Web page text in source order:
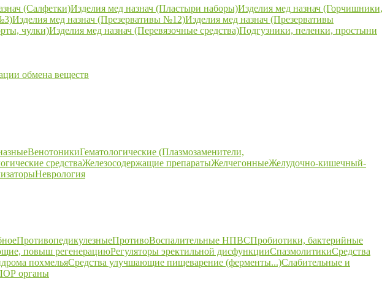
(Салфетки)Изделия мед назнач (Пластыри наборы)Изделия мед назнач (Горчишники,
Изделия мед назнач (Презервативы №12)Изделия мед назнач (Презервативы
чулки)Изделия мед назнач (Перевязочные средства)Подгузники, пеленки, простыни
обмена веществ
ВенотоникиГематологические (Плазмозаменители,
средстваЖелезосодержащие препаратыЖелчегонныеЖелудочно-кишечный-
Неврология
ПротивопедикулезныеПротивоВоспалительные НПВСПробиотики, бактерийные
повыш регенерациюРегуляторы эректильной дисфункцииСпазмолитикиСредства
похмельяСредства улучшающие пищеварение (ферменты...)Слабительные и
органы